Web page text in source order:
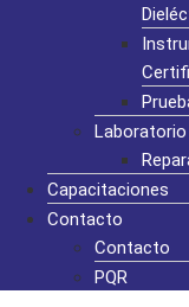
Laboratorio
Capacitaciones
Contacto
Contacto
PQR